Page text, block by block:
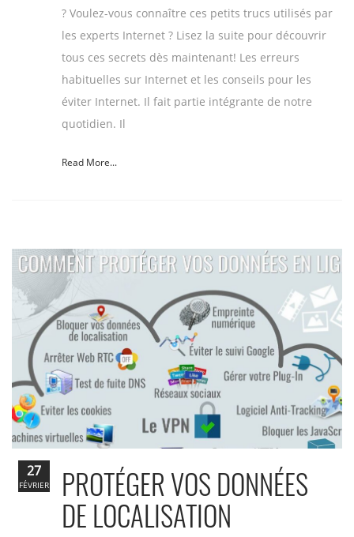
? Voulez-vous connaître ces petits trucs utilisés par
les experts Internet ? Lisez la suite pour découvrir
tous ces secrets dès maintenant! Les erreurs
habituelles sur Internet et les conseils pour les
éviter Internet. Il fait partie intégrante de notre
quotidien. Il
Read More...
PROTÉGER VOS DONNÉES
DE LOCALISATION
27
FÉVRIER